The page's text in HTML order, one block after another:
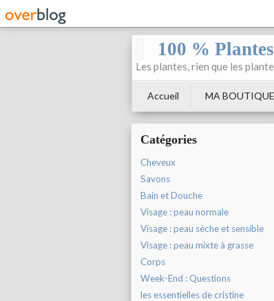
100 %
Les plantes, rien que les
Accueil MA
Catégories
Cheveux
Savons
Bain et Douche
Visage : peau normale
Visage : peau sèche et sensible
Visage : peau mixte à grasse
Corps
Week-End : Questions
les essentielles de cristine